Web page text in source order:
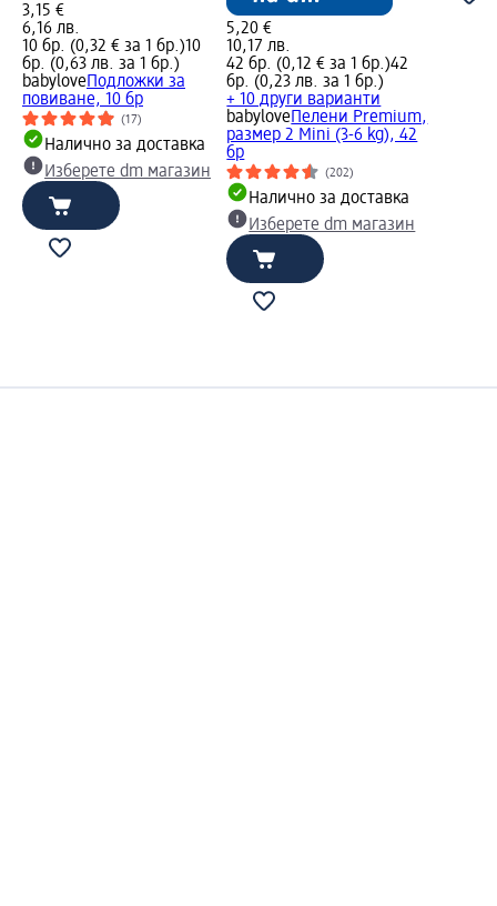
3,15 €
6,16 лв.
10 бр. (0,32 € за 1 бр.)10
бр. (0,63 лв. за 1 бр.)
babylove Подложки за
повиване, 10 бр
(17)
Налично за доставка
Изберете dm магазин
5,20 €
10,17 лв.
42 бр. (0,12 € за 1 бр.)42
бр. (0,23 лв. за 1 бр.)
+ 10 други варианти
babylove Пелени Premium,
размер 2 Мini (3-6 kg), 42
бр
(202)
Налично за доставка
Изберете dm магазин